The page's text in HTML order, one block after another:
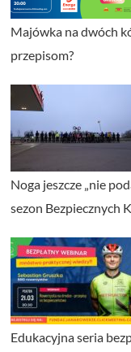
Majówka na dwóch
przepisom?
Noga jeszcze „nie
sezon Bezpiecznych
Edukacyjna seria